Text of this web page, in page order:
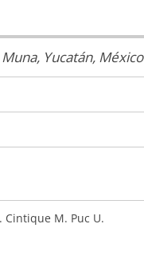
Muna, Yucatán, México
Cintique M. Puc U.